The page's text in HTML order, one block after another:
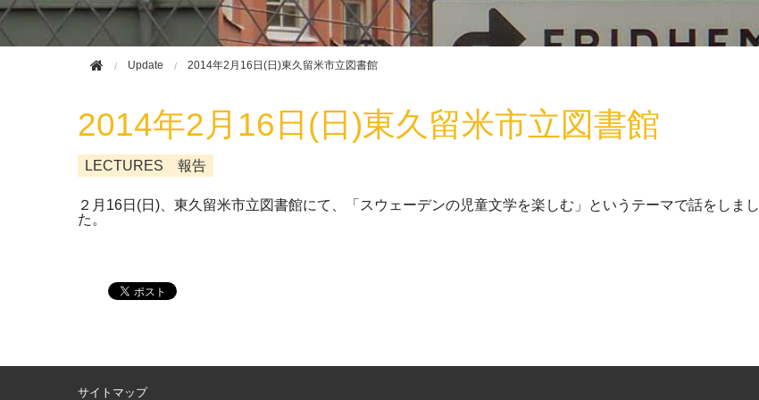
Update 2014年2月16日(日)東久留米市立図書館
2014年2月16日(日)東久留米市立図書館
LECTURES 報告
２月16日(日)、東久留米市立図書館にて、「スウェーデンの児童文学を楽しむ」というテーマで話をしまし
た。
サイトマップ